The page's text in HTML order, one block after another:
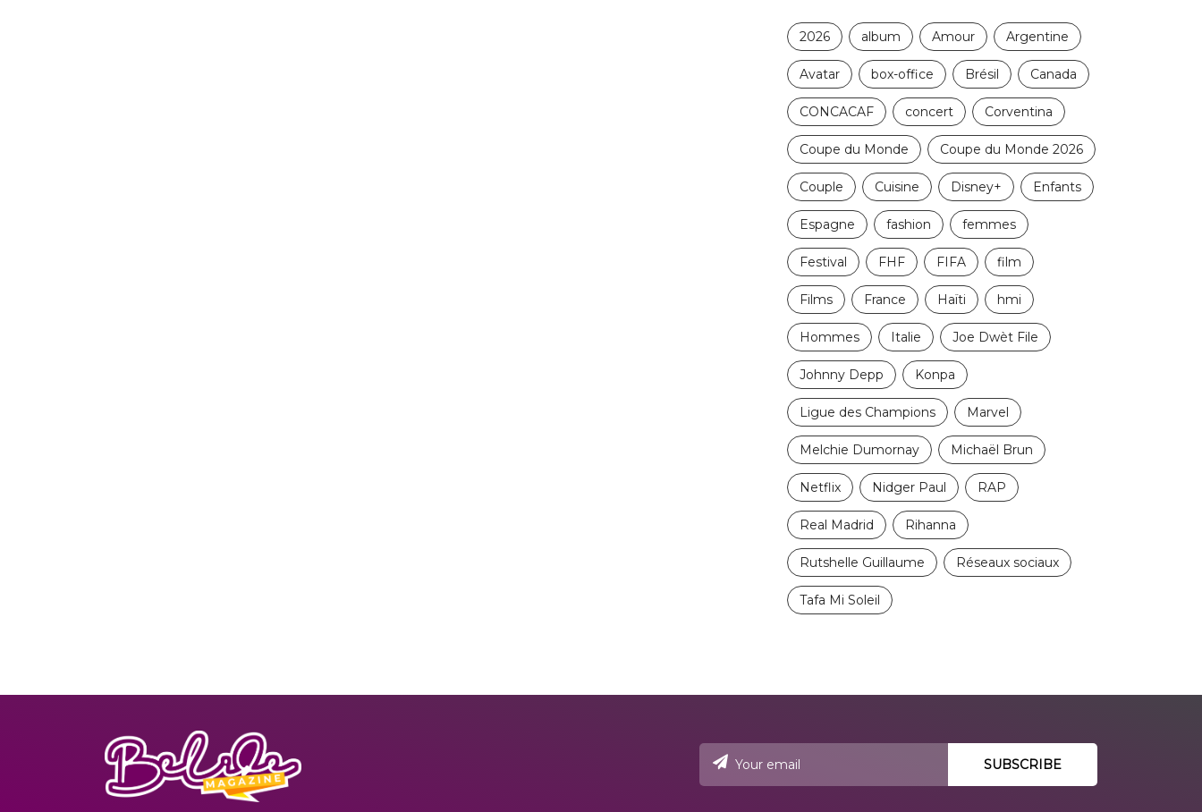
2026 album Amour Argentine
Avatar box-office Brésil Canada
CONCACAF concert Corventina
Coupe du Monde Coupe du Monde 2026
Couple Cuisine Disney+ Enfants
Espagne fashion femmes
Festival FHF FIFA film
Films France Haïti hmi
Hommes Italie Joe Dwèt File
Johnny Depp Konpa
Ligue des Champions Marvel
Melchie Dumornay Michaël Brun
Netflix Nidger Paul RAP
Real Madrid Rihanna
Rutshelle Guillaume Réseaux sociaux
Tafa Mi Soleil